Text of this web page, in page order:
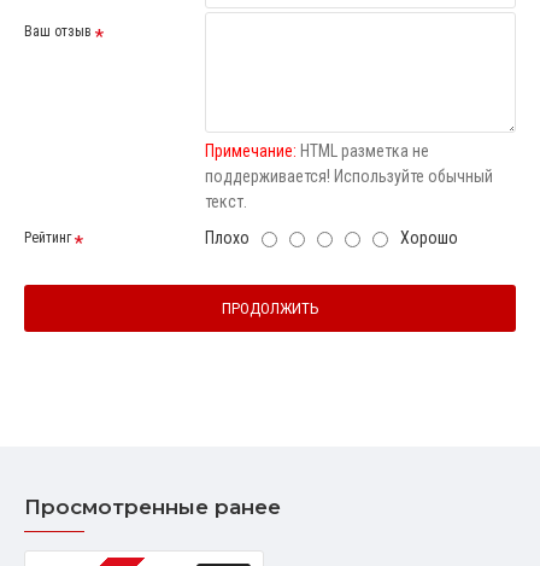
Ваш отзыв
Примечание: HTML разметка не
поддерживается! Используйте обычный
текст.
Рейтинг Плохо Хорошо
ПРОДОЛЖИТЬ
Просмотренные ранее